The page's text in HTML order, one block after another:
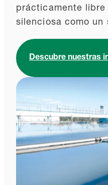
prácticamente
silenciosa como un
Descubre nuestras